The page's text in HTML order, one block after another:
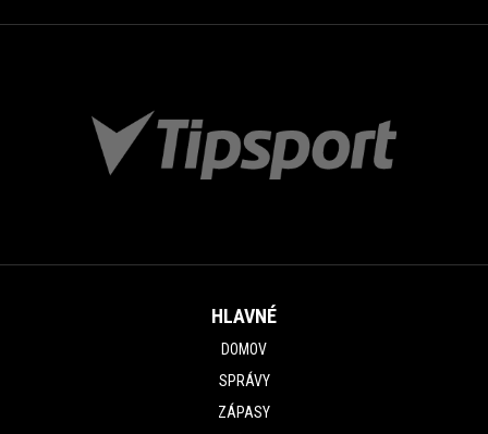
HLAVNÉ
DOMOV
SPRÁVY
ZÁPASY